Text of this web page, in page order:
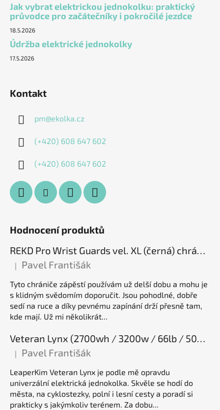
Jak vybrat elektrickou jednokolku: praktický
průvodce pro začátečníky i pokročilé jezdce
18.5.2026
Údržba elektrické jednokolky
17.5.2026
Kontakt
pm@ekolka.cz
(+420) 608 647 602
(+420) 608 647 602
Hodnocení produktů
REKD Pro Wrist Guards vel. XL (černá) chrániče zápěstí
Hodnocení produktu je 5 z 5 hvězdiček.
| Pavel Františák
Tyto chrániče zápěstí používám už delší dobu a mohu je
s klidným svědomím doporučit. Jsou pohodlné, dobře
sedí na ruce a díky pevnému zapínání drží přesně tam,
kde mají. Už mi několikrát...
Veteran Lynx (2700wh / 3200w / 66lb / 50E), elektrická jednokolka
Hodnocení produktu je 5 z 5 hvězdiček.
| Pavel Františák
LeaperKim Veteran Lynx je podle mě opravdu
univerzální elektrická jednokolka. Skvěle se hodí do
města, na cyklostezky, polní i lesní cesty a poradí si
prakticky s jakýmkoliv terénem. Za dobu...